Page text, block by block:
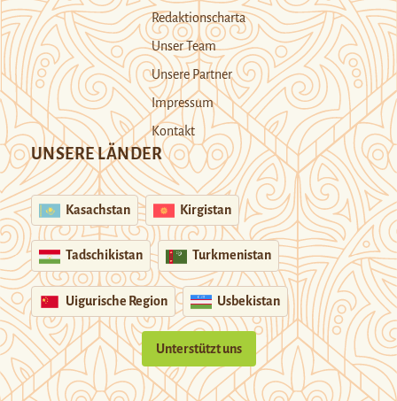
Redaktionscharta
Unser Team
Unsere Partner
Impressum
Kontakt
UNSERE LÄNDER
Kasachstan Kirgistan
Tadschikistan Turkmenistan
Uigurische Region Usbekistan
Unterstützt uns